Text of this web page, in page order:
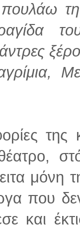
της
μόνη
που
και